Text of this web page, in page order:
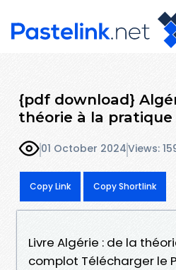
{pdf download}
théorie à la
01 October 2024Views:
Copy Link Copy Shortlink
Livre Algérie : de la
complot Télécharger le